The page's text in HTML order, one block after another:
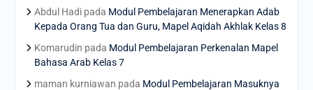
Abdul Hadipada Modul Pembelajaran Menerapkan Adab
Kepada Orang Tua dan Guru, Mapel Aqidah Akhlak Kelas 8
Komarudin pada Modul Pembelajaran Perkenalan Mapel
Bahasa Arab Kelas 7
maman kurniawan pada Modul Pembelajaran Masuknya